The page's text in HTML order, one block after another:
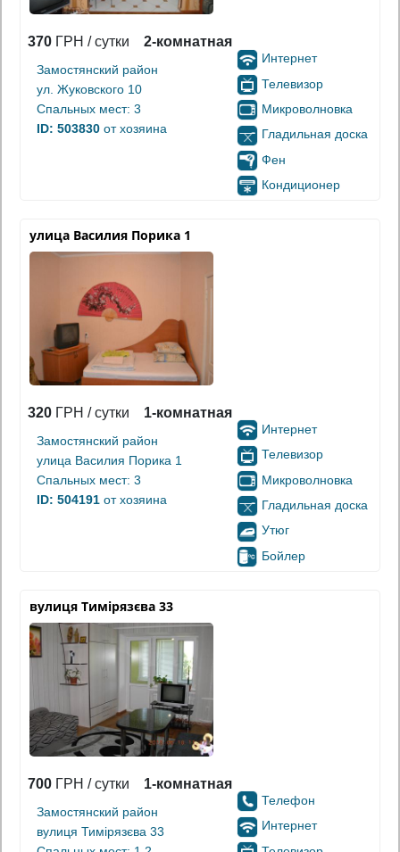
370 ГРН / сутки 2-комнатная
Замостянский район
ул. Жуковского 10
Спальных мест: 3
ID: 503830 от хозяина
Интернет
Телевизор
Микроволновка
Гладильная доска
Фен
Кондиционер
улица Василия Порика 1
320 ГРН / сутки 1-комнатная
Замостянский район
улица Василия Порика 1
Спальных мест: 3
ID: 504191 от хозяина
Интернет
Телевизор
Микроволновка
Гладильная доска
Утюг
Бойлер
вулиця Тимірязєва 33
700 ГРН / сутки 1-комнатная
Замостянский район
вулиця Тимірязєва 33
Телефон
Интернет